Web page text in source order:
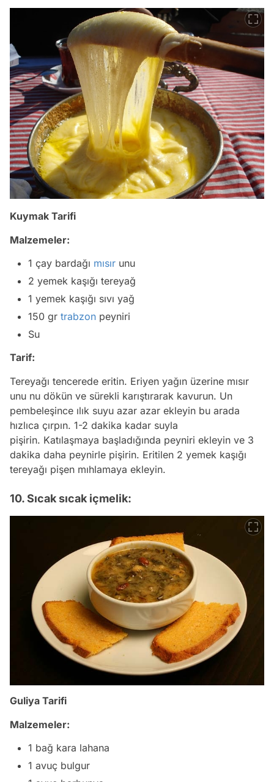
Kuymak Tarifi
Malzemeler:
1 çay bardağı mısır unu
2 yemek kaşığı tereyağ
1 yemek kaşığı sıvı yağ
150 gr trabzon peyniri
Su
Tarif:
Tereyağı tencerede eritin. Eriyen yağın üzerine mısır
unu nu dökün ve sürekli karıştırarak kavurun. Un
pembeleşince ılık suyu azar azar ekleyin bu arada
hızlıca çırpın. 1-2 dakika kadar suyla
pişirin. Katılaşmaya başladığında peyniri ekleyin ve 3
dakika daha peynirle pişirin. Eritilen 2 yemek kaşığı
tereyağı pişen mıhlamaya ekleyin.
10. Sıcak sıcak içmelik:
Guliya Tarifi
Malzemeler:
1 bağ kara lahana
1 avuç bulgur